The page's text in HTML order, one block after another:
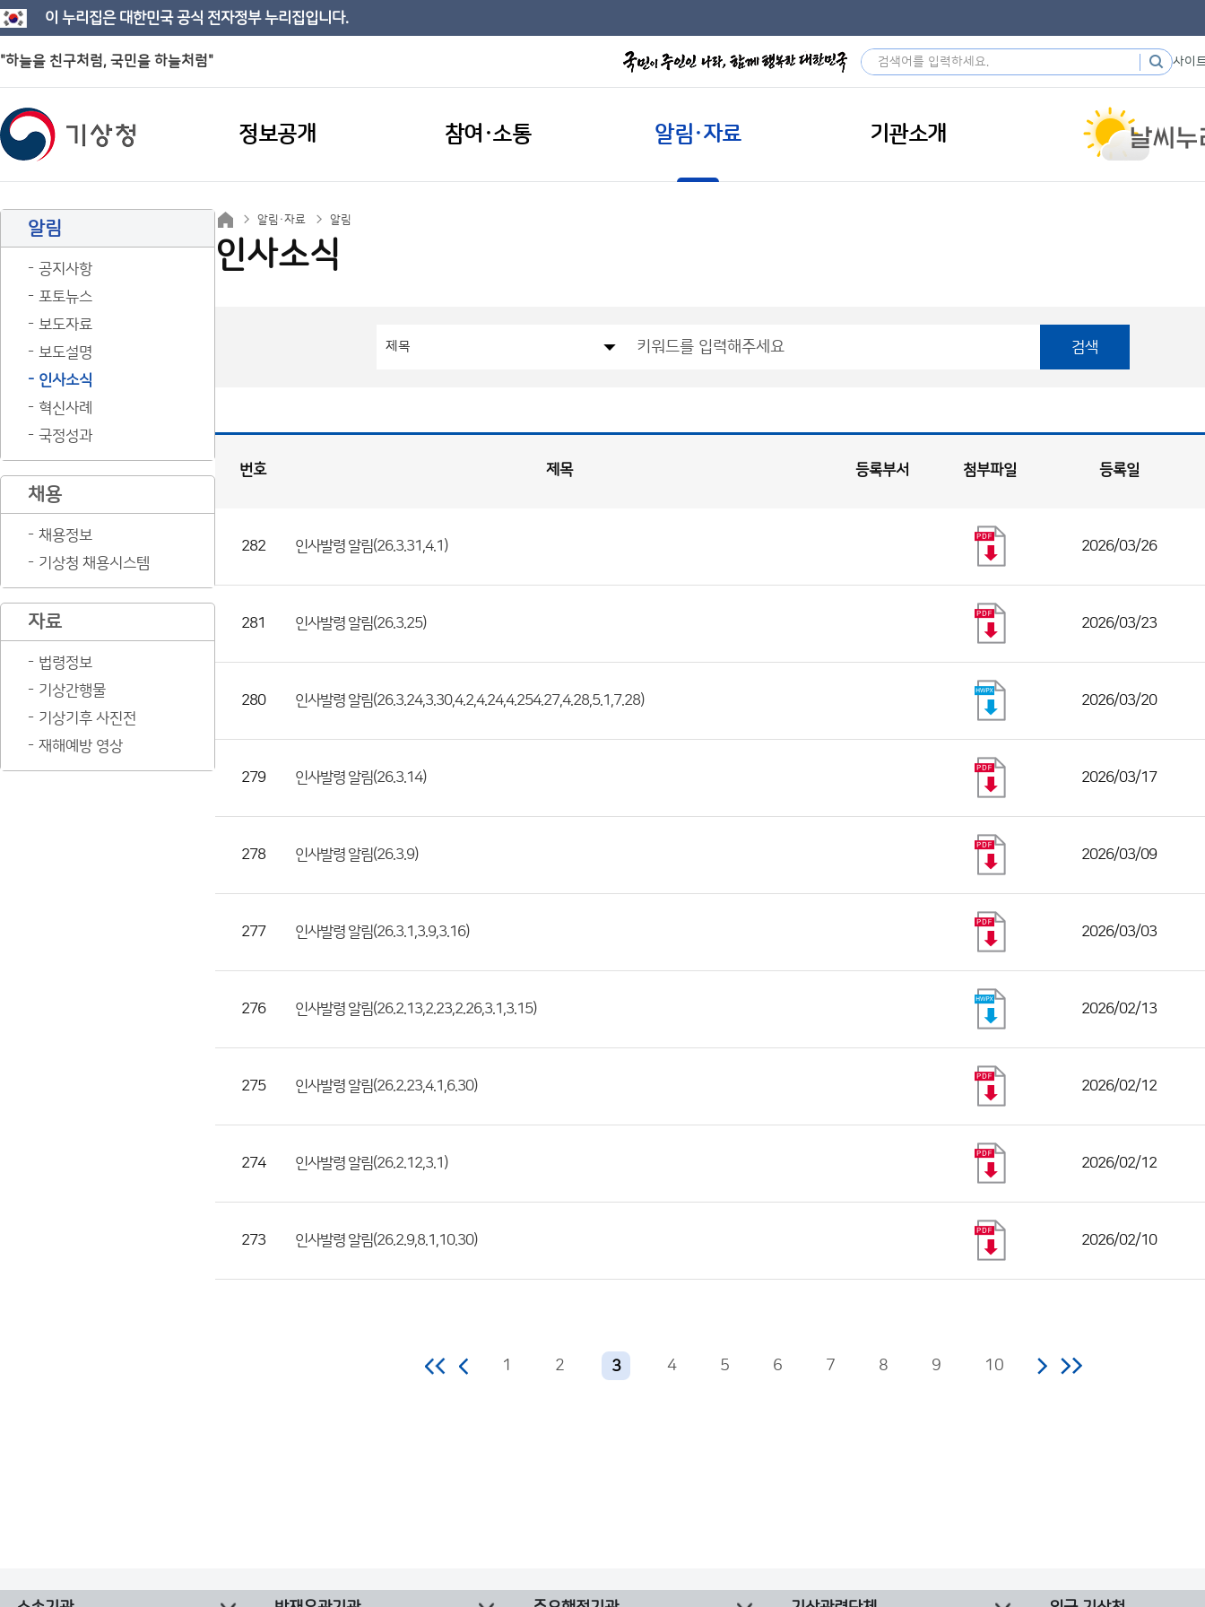
이 누리집은 대한민국 공식 전자정부 누리집입니다.
"하늘을 친구처럼, 국민을 하늘처럼" 사이
정보공개 참여·소통 알림·자료 기관소개
알림
공지사항
포토뉴스
보도자료
보도설명
인사소식
혁신사례
국정성과
채용
채용정보
기상청 채용시스템
자료
법령정보
기상간행물
기상기후 사진전
재해예방 영상
알림·자료 알림
인사소식
검색
첨
부
일,
일,
번호 제목 등록부서 첨부파일 등록일
282 인사발령 알림(26.3.31,4.1) 2026/03/26
281 인사발령 알림(26.3.25) 2026/03/23
280 인사발령 알림(26.3.24,3.30,4.2,4.24,4.254.27,4.28,5.1,7.28) 2026/03/20
279 인사발령 알림(26.3.14) 2026/03/17
278 인사발령 알림(26.3.9) 2026/03/09
277 인사발령 알림(26.3.1,3.9,3.16) 2026/03/03
276 인사발령 알림(26.2.13,2.23,2.26,3.1,3.15) 2026/02/13
275 인사발령 알림(26.2.23,4.1,6.30) 2026/02/12
274 인사발령 알림(26.2.12,3.1) 2026/02/12
273 인사발령 알림(26.2.9,8.1,10.30) 2026/02/10
1 2 3 4 5 6 7 8 9 10